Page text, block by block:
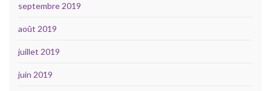
septembre 2019
août 2019
juillet 2019
juin 2019